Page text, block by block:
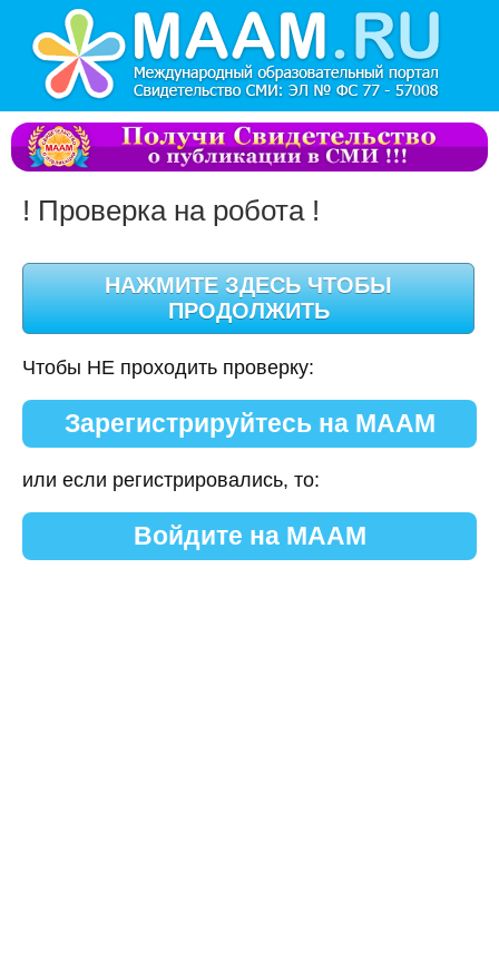
! Проверка на робота !
Чтобы НЕ проходить проверку:
Зарегистрируйтесь на МААМ
или если регистрировались, то:
Войдите на МААМ